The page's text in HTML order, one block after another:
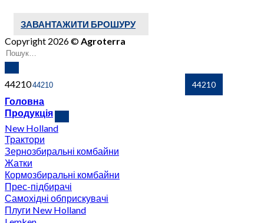
ЗАВАНТАЖИТИ БРОШУРУ
Copyright 2026 ©Agroterra
44210
Головна
Продукція
New Holland
Трактори
Зернозбиральні комбайни
Жатки
Кормозбиральні комбайни
Прес-підбирачі
Самохідні обприскувачі
Плуги New Holland